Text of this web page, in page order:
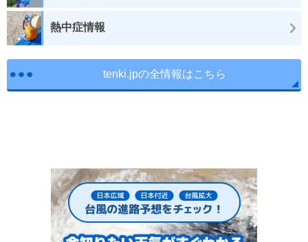
熱中症情報
tenki.jpの全情報はこちら